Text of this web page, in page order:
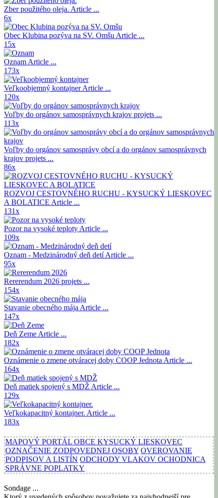
Zber použitého oleja. Article ...
6x
Obec Klubina pozýva na SV. Omšu Article ...
15x
Oznam Article ...
173x
Veľkoobjemný kontajnerArticle ...
120x
Voľby do orgánov samosprávnych krajov projets ...
113x
Voľby do orgánov samosprávy obcí a do orgánov samosprávnych
krajov projets ...
86x
ROZVOJ CESTOVNÉHO RUCHU - KYSUCKÝ LIESKOVEC
A BOLATICE Article ...
131x
Pozor na vysoké teploty Article ...
109x
Oznam - Medzinárodný deň detíArticle ...
95x
Rererendum 2026 projets ...
154x
Stavanie obecného mája Article ...
147x
Deň Zeme Article ...
182x
Oznámenie o zmene otváracej doby COOP Jednota Article ...
164x
Deň matiek spojený s MDŽ Article ...
129x
Veľkokapacitný kontajner. Article ...
183x
MAPOVÝ PORTÁL OBCE KYSUCKÝ LIESKOVEC
OZNAČENIE ZODPOVEDNEJ OSOBY OVEROVANIE
PODPISOV A LISTÍN ODCHODY VLAKOV OCHODNICA
SPRÁVNE POPLATKY
Sondage ...